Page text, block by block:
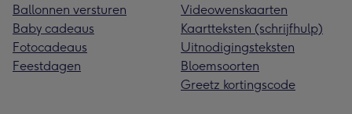
Ballonnen versturen
Baby cadeaus
Fotocadeaus
Feestdagen
Videowenskaarten
Kaartteksten (schrijfhulp)
Uitnodigingsteksten
Bloemsoorten
Greetz kortingscode